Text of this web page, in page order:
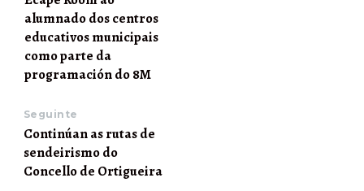
alumnado dos centros
educativos municipais
como parte da
programación do 8M
Seguinte
Continúan as rutas de
sendeirismo do
Concello de Ortigueira